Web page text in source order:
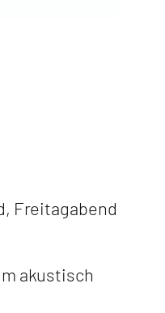
Freitagabend
akustisch